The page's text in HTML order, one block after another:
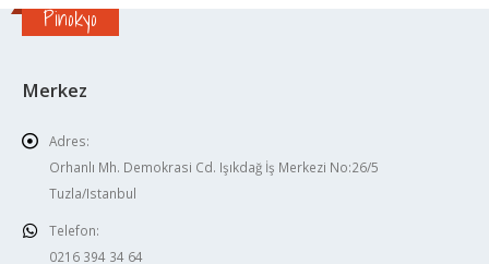
Pinokyo
Merkez
Adres:
Orhanlı Mh. Demokrasi Cd. Işıkdağ İş Merkezi No:26/5
Tuzla/Istanbul
Telefon:
0216 394 34 64